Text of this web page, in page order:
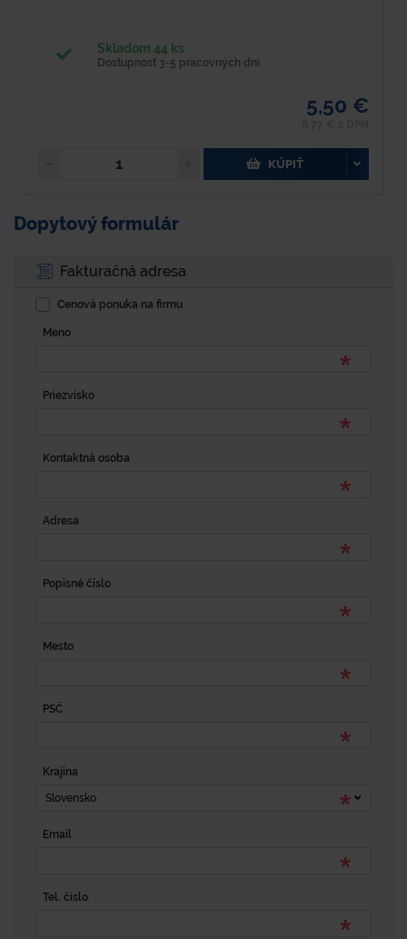
Skladom 44 ks
Dostupnosť 3-5 pracovných dní
5,50 €
KÚPIŤ
Dopytový formulár
Fakturačná adresa
Cenová ponuka na firmu
Meno
Priezvisko
Kontaktná osoba
Adresa
Popisné číslo
Mesto
PSČ
Krajina
Slovensko
Email
Tel. číslo